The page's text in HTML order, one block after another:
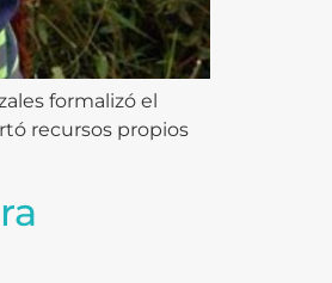
formalizó el
recursos propios